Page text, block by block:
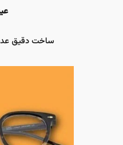
ساخت دقیق